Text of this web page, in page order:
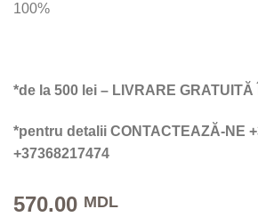
570.00 MDL
100%
*de la 500 lei – LIVRARE
*pentru detalii CONTACTEAZĂ-NE
+37368217474